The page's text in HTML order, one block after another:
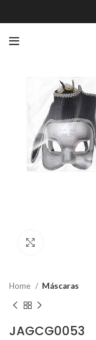
Home Máscaras
JAGCG0053